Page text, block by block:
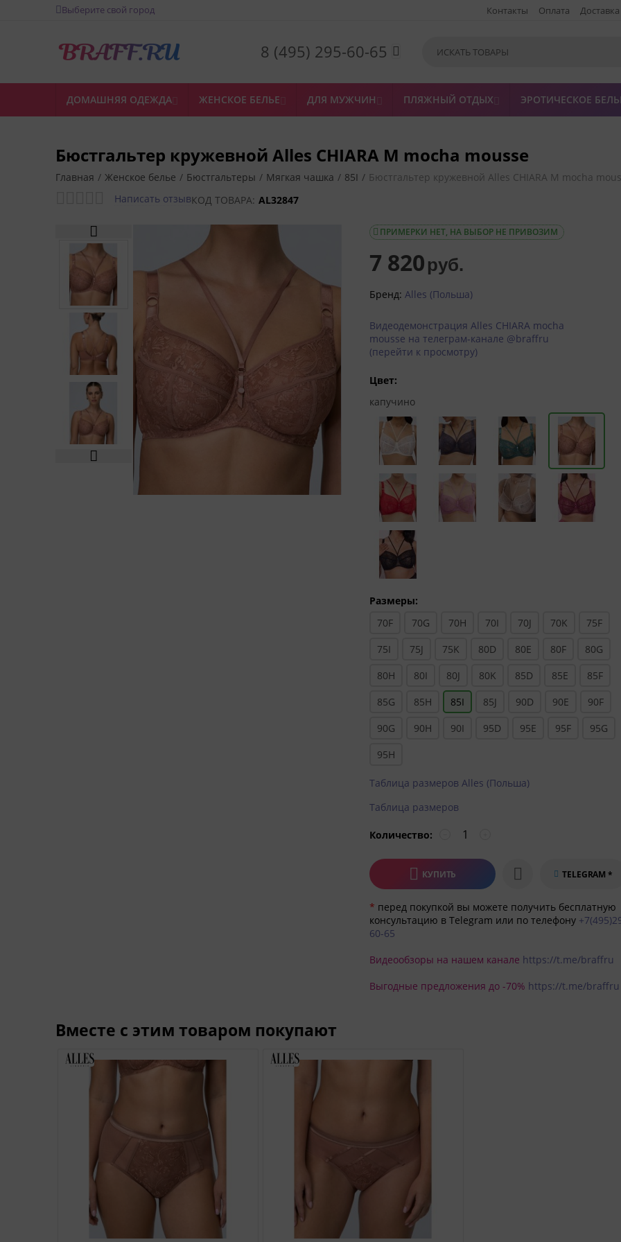
Выберите свой город Контакты Оплата Доставка
8 (495) 295-60-65 
ДОМАШНЯЯ ОДЕЖДА ЖЕНСКОЕ БЕЛЬЕ ДЛЯ МУЖЧИН ПЛЯЖНЫЙ ОТДЫХ ЭРОТИЧЕСКОЕ
Бюстгальтер кружевной Alles CHIARA M mocha mousse
Главная / Женское белье / Бюстгальтеры / Мягкая чашка / 85I / Бюстгальтер кружевной Alles CHIARA M mocha
Написать отзывКОД ТОВАРА: AL32847
ПРИМЕРКИ НЕТ, НА ВЫБОР НЕ ПРИВОЗИМ

7 820 руб.
Бренд: Alles (Польша)
Видеодемонстрация Alles CHIARA mocha
mousse на телеграм-канале @braffru
(перейти к просмотру)
Цвет:
капучино
Размеры:
70F
70G 70H 70I 70J 70K
75F
75I
75J 75K 80D 80E 80F
80G
80H
80I 80J 80K 85D 85E
85F
85G
85H 85I 85J 90D 90E
90F
90G
90H 90I 95D 95E 95F
95G
95H
Таблица размеров Alles (Польша)
Таблица размеров
Количество:
КУПИТЬ TELEGRAM *
* перед покупкой вы можете получить бесплатную
консультацию в Telegram или по телефону
60-65
Видеообзоры на нашем канале https://t.me/braffru
Выгодные предложения до -70% https://t.me/braffru
Вместе с этим товаром покупают